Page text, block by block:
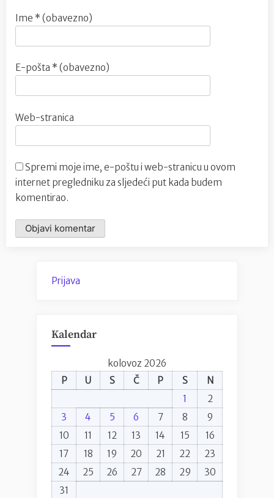
Ime * (obavezno)
E-pošta * (obavezno)
Web-stranica
Spremi moje ime, e-poštu i web-stranicu u ovom
internet pregledniku za sljedeći put kada budem
komentirao.
Prijava
Kalendar
kolovoz 2026
P
U S Č P S
N
1
2
3
4 5 6 7 8
9
10
11 12 13 14 15
16
17
18 19 20 21 22
23
24
25 26 27 28 29
30
31